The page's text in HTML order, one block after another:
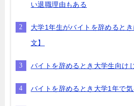
い退職理由もある
大学1年生がバイトを辞めると
文】
バイトを辞めるとき大学生向け
バイトを辞めるとき大学1年で